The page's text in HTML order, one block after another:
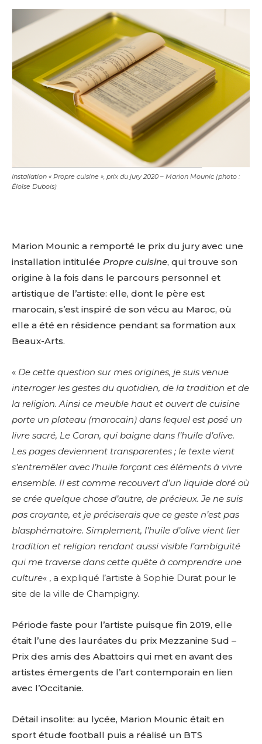
Installation « Propre cuisine », prix du jury 2020 – Marion Mounic (photo :
Éloïse Dubois)
Marion Mounic a remporté le prix du jury avec une
installation intitulée Propre cuisine, qui trouve son
origine à la fois dans le parcours personnel et
artistique de l’artiste: elle, dont le père est
marocain, s’est inspiré de son vécu au Maroc, où
elle a été en résidence pendant sa formation aux
Beaux-Arts.
« De cette question sur mes origines, je suis venue
interroger les gestes du quotidien, de la tradition et de
la religion. Ainsi ce meuble haut et ouvert de cuisine
porte un plateau (marocain) dans lequel est posé un
livre sacré, Le Coran, qui baigne dans l’huile d’olive.
Les pages deviennent transparentes ; le texte vient
s’entremêler avec l’huile forçant ces éléments à vivre
ensemble. Il est comme recouvert d’un liquide doré où
se crée quelque chose d’autre, de précieux. Je ne suis
pas croyante, et je préciserais que ce geste n’est pas
blasphématoire. Simplement, l’huile d’olive vient lier
tradition et religion rendant aussi visible l’ambiguïté
qui me traverse dans cette quête à comprendre une
culture« , a expliqué l’artiste à Sophie Durat pour le
site de la ville de Champigny.
Période faste pour l’artiste puisque fin 2019, elle
était l’une des lauréates du prix Mezzanine Sud –
Prix des amis des Abattoirs qui met en avant des
artistes émergents de l’art contemporain en lien
avec l’Occitanie.
Détail insolite: au lycée, Marion Mounic était en
sport étude football puis a réalisé un BTS